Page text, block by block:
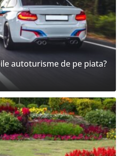
autoturisme de pe piata?